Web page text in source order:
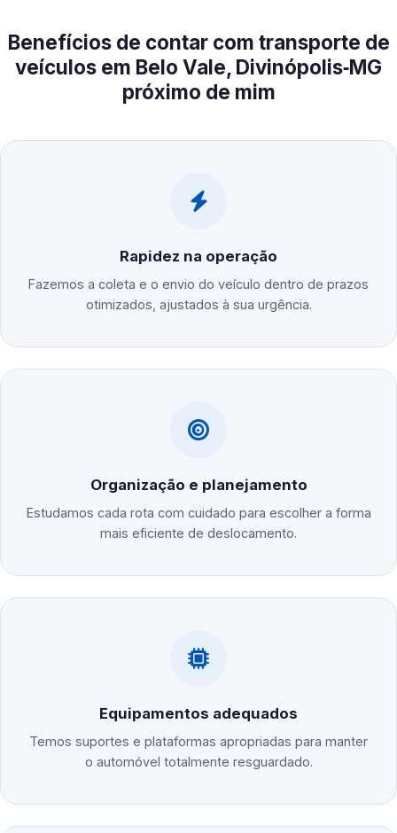
Benefícios de contar com transporte de
veículos em Belo Vale, Divinópolis‑MG
próximo de mim
Rapidez na operação
Fazemos a coleta e o envio do veículo dentro de prazos
otimizados, ajustados à sua urgência.
Organização e planejamento
Estudamos cada rota com cuidado para escolher a forma
mais eficiente de deslocamento.
Equipamentos adequados
Temos suportes e plataformas apropriadas para manter
o automóvel totalmente resguardado.